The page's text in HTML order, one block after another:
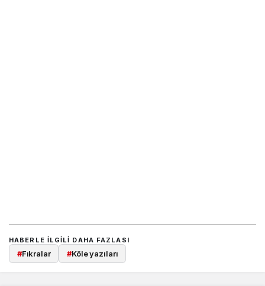
HABERLE ILGILI DAHA FAZLASI
#Fıkralar #Köle yazıları